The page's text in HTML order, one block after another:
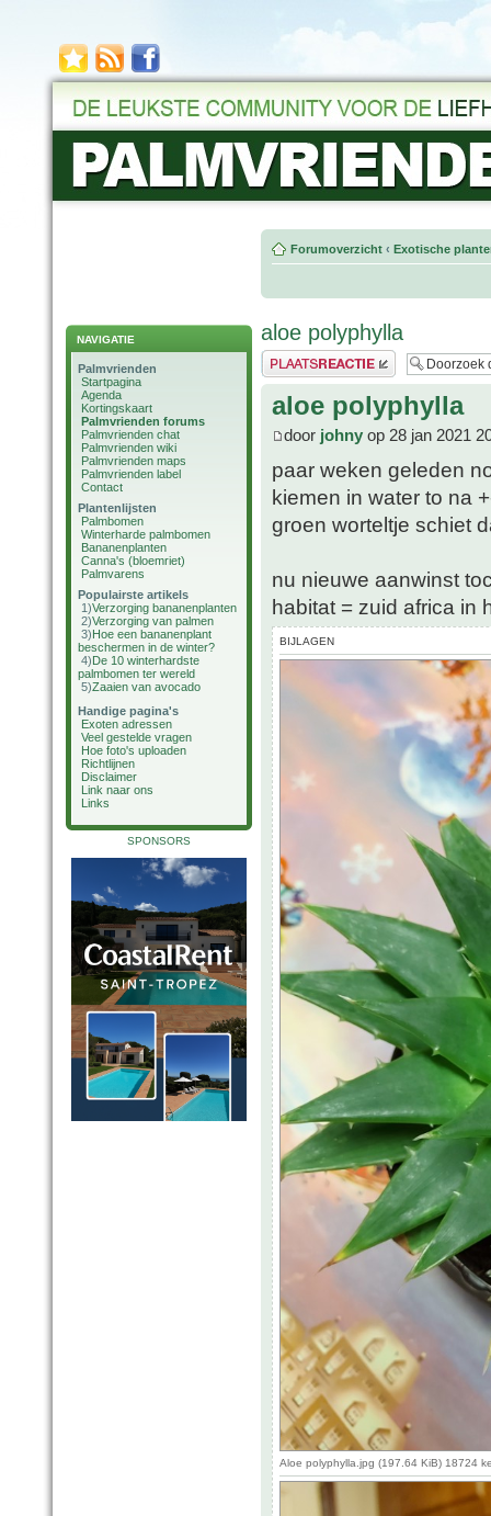
NAVIGATIE
Palmvrienden
Startpagina
Agenda
Kortingskaart
Palmvrienden forums
Palmvrienden chat
Palmvrienden wiki
Palmvrienden maps
Palmvrienden label
Contact
Plantenlijsten
Palmbomen
Winterharde palmbomen
Bananenplanten
Canna's (bloemriet)
Palmvarens
Populairste artikels
1)Verzorging bananenplanten
2)Verzorging van palmen
3)Hoe een bananenplant
beschermen in de winter?
4)De 10 winterhardste
palmbomen ter wereld
5)Zaaien van avocado
Handige pagina's
Exoten adressen
Veel gestelde vragen
Hoe foto's uploaden
Richtlijnen
Disclaimer
Link naar ons
Links
SPONSORS
Forumoverzicht ‹ Exotische
aloe polyphylla
Plaats een reactie
aloe polyphylla
door johny op 28 jan 2021
paar weken geleden
kiemen in water to na
groen worteltje schiet
nu nieuwe aanwinst
habitat = zuid africa in
BIJLAGEN
Aloe polyphylla.jpg (197.64 KiB) 18724